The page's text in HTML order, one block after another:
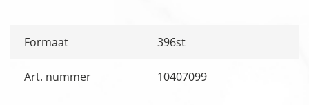
Formaat 396st
Art. nummer 10407099